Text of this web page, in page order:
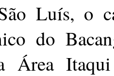
Luís, o
do
Área